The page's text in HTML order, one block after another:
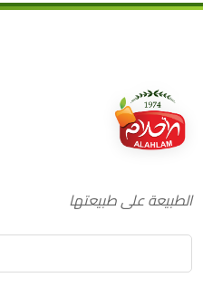
الطبيعة على طبيعتها